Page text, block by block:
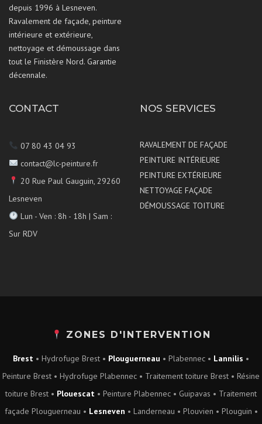
depuis 1996 à Lesneven.
Ravalement de façade, peinture
intérieure et extérieure,
nettoyage et démoussage dans
tout le Finistère Nord. Garantie
décennale.
CONTACT
07 80 43 04 93
contact@lc-peinture.fr
20 Rue Paul Gauguin, 29260
Lesneven
Lun - Ven : 8h - 18h | Sam :
Sur RDV
NOS SERVICES
RAVALEMENT DE FAÇADE
PEINTURE INTÉRIEURE
PEINTURE EXTÉRIEURE
NETTOYAGE FAÇADE
DÉMOUSSAGE TOITURE
ZONES D'INTERVENTION
Brest • Hydrofuge Brest • Plouguerneau • Plabennec • Lannilis •
Peinture Brest • Hydrofuge Plabennec • Traitement toiture Brest • Résine
toiture Brest • Plouescat • Peinture Plabennec • Guipavas • Traitement
façade Plouguerneau • Lesneven • Landerneau • Plouvien • Plouguin •